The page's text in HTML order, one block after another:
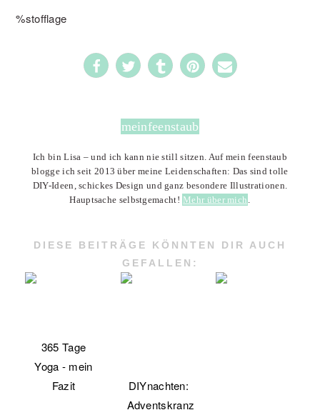
%stofflage
5
meinfeenstaub
Ich bin Lisa – und ich kann nie still sitzen. Auf mein feenstaub
blogge ich seit 2013 über meine Leidenschaften: Das sind tolle
DIY-Ideen, schickes Design und ganz besondere Illustrationen.
Hauptsache selbstgemacht! Mehr über mich .
DIESE BEITRÄGE KÖNNTEN DIR AUCH
GEFALLEN:
365 Tage
Yoga - mein
Fazit
DIYnachten:
Adventskranz